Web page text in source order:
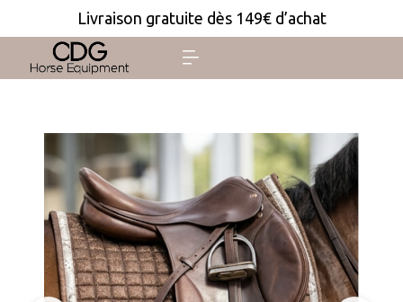
Livraison gratuite dès 149€ d’achat